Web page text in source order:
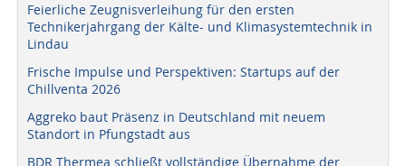
Feierliche Zeugnisverleihung für den ersten
Technikerjahrgang der Kälte- und Klimasystemtechnik in
Lindau
Frische Impulse und Perspektiven: Startups auf der
Chillventa 2026
Aggreko baut Präsenz in Deutschland mit neuem
Standort in Pfungstadt aus
BDR Thermea schließt vollständige Übernahme der